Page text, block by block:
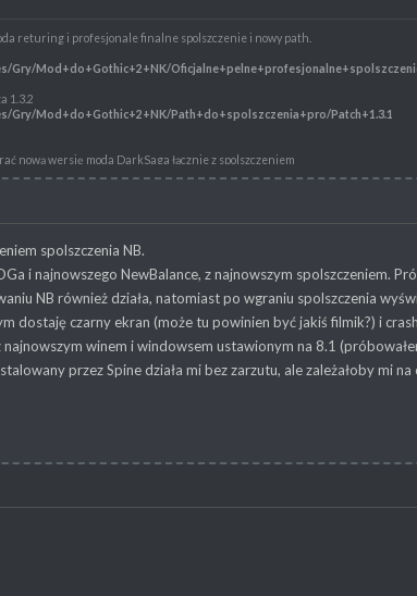
returing i profesjonale finalne spolszczenie i nowy path.
Gry/Mod+do+Gothic+2+NK/
1.3.2
Gry/Mod+do+Gothic+2+NK/Path+do+spolszczenia+pro/Patch+1.3.1
nową wersję moda DarkSaga łącznie z spolszczeniem
Gry/Mod+do+Gothic+2+NK/Dark+saga+Dark+Saga+1.0.4
Gry/Mod+do+Gothic+2+NK/Z*c5*82ote+Wrota
Returninga 2.0 plus spolszczenie.
Gry/Mod+do+Gothic+2+NK/Returning+2+PL
spolszczenia NB.
i najnowszego NewBalance, z najnowszym spolszczeniem.
NB również działa, natomiast po wgraniu spolszczenia
dostaję czarny ekran (może tu powinien być jakiś filmik?) i
winem i windowsem ustawionym na 8.1
przez Spine działa mi bez zarzutu, ale zależałoby mi na